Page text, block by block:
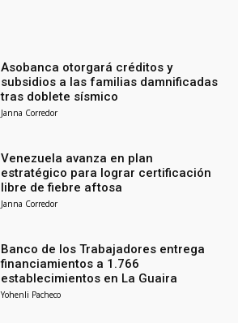
Asobanca otorgará créditos y
subsidios a las familias damnificadas
tras doblete sísmico
Janna Corredor
Venezuela avanza en plan
estratégico para lograr certificación
libre de fiebre aftosa
Janna Corredor
Banco de los Trabajadores entrega
financiamientos a 1.766
establecimientos en La Guaira
Yohenli Pacheco